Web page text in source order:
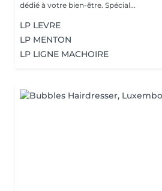
dédié à votre bien-être. Spécial...
LP LEVRE
LP MENTON
LP LIGNE MACHOIRE